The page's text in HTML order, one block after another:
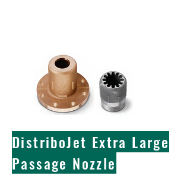
DistriboJet Extra Large
Passage Nozzle